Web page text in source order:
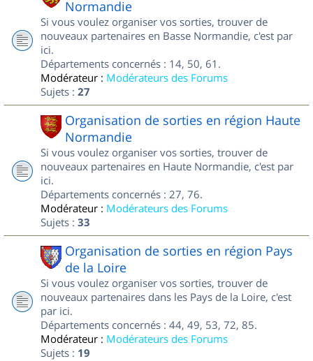
Normandie
Si vous voulez organiser vos sorties, trouver de
nouveaux partenaires en Basse Normandie, c'est par
ici.
Départements concernés : 14, 50, 61.
Modérateur : Modérateurs des Forums
Sujets : 27
Organisation de sorties en région Haute
Normandie
Si vous voulez organiser vos sorties, trouver de
nouveaux partenaires en Haute Normandie, c'est par
ici.
Départements concernés : 27, 76.
Modérateur : Modérateurs des Forums
Sujets : 33
Organisation de sorties en région Pays
de la Loire
Si vous voulez organiser vos sorties, trouver de
nouveaux partenaires dans les Pays de la Loire, c'est
par ici.
Départements concernés : 44, 49, 53, 72, 85.
Modérateur : Modérateurs des Forums
Sujets : 19